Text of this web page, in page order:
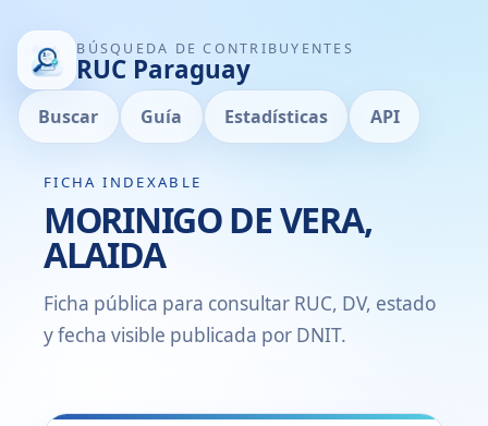
BÚSQUEDA DE CONTRIBUYENTES
RUC Paraguay
Buscar Guía Estadísticas API
FICHA INDEXABLE
MORINIGO DE VERA,
ALAIDA
Ficha pública para consultar RUC, DV, estado
y fecha visible publicada por DNIT.